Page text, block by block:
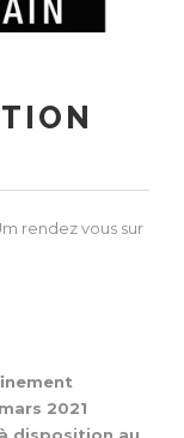
rendez vous sur
2021